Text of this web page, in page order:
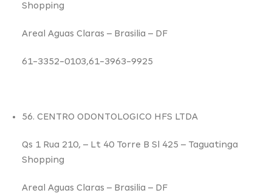
Shopping
Areal Aguas Claras – Brasilia – DF
61-3352-0103,61-3963-9925
56. CENTRO ODONTOLOGICO HFS LTDA
Qs 1 Rua 210, – Lt 40 Torre B Sl 425 – Taguatinga
Shopping
Areal Aguas Claras – Brasilia – DF